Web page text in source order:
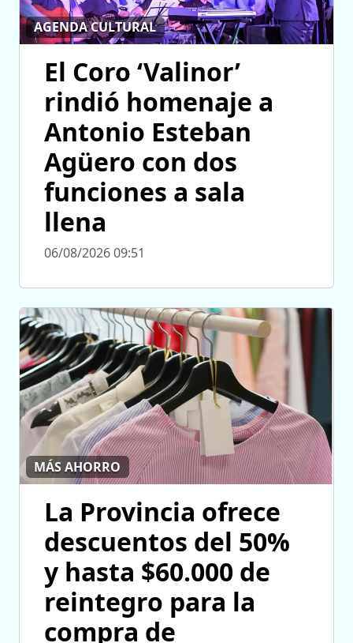
AGENDA CULTURAL
El Coro ‘Valinor’
rindió homenaje a
Antonio Esteban
Agüero con dos
funciones a sala
llena
06/08/2026 09:51
MÁS AHORRO
La Provincia ofrece
descuentos del 50%
y hasta $60.000 de
reintegro para la
compra de